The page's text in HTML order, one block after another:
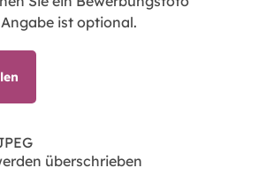
ist optional.
überschrieben